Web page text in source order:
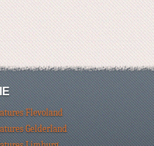
Flevoland
Gelderland